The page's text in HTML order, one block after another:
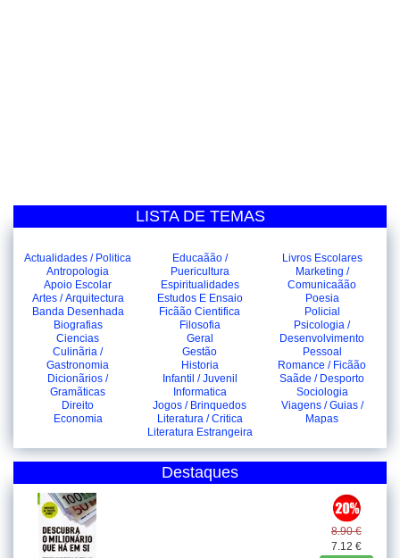
LISTA DE TEMAS
Actualidades / Politica
Antropologia
Apoio Escolar
Artes / Arquitectura
Banda Desenhada
Biografias
Ciencias
Culinãria /
Gastronomia
Dicionãrios /
Gramãticas
Direito
Economia
Educaãão /
Puericultura
Espiritualidades
Estudos E Ensaio
Ficãão Cientifica
Filosofia
Geral
Gestão
Historia
Infantil / Juvenil
Informatica
Jogos / Brinquedos
Literatura / Critica
Literatura Estrangeira
Livros Escolares
Marketing /
Comunicaãão
Poesia
Policial
Psicologia /
Desenvolvimento
Pessoal
Romance / Ficãão
Saãde / Desporto
Sociologia
Viagens / Guias /
Mapas
Destaques
8.90 €
7.12 €